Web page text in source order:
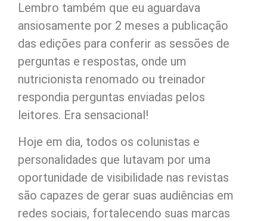
Lembro também que eu aguardava
ansiosamente por 2 meses a publicação
das edições para conferir as sessões de
perguntas e respostas, onde um
nutricionista renomado ou treinador
respondia perguntas enviadas pelos
leitores. Era sensacional!
Hoje em dia, todos os colunistas e
personalidades que lutavam por uma
oportunidade de visibilidade nas revistas
são capazes de gerar suas audiências em
redes sociais, fortalecendo suas marcas